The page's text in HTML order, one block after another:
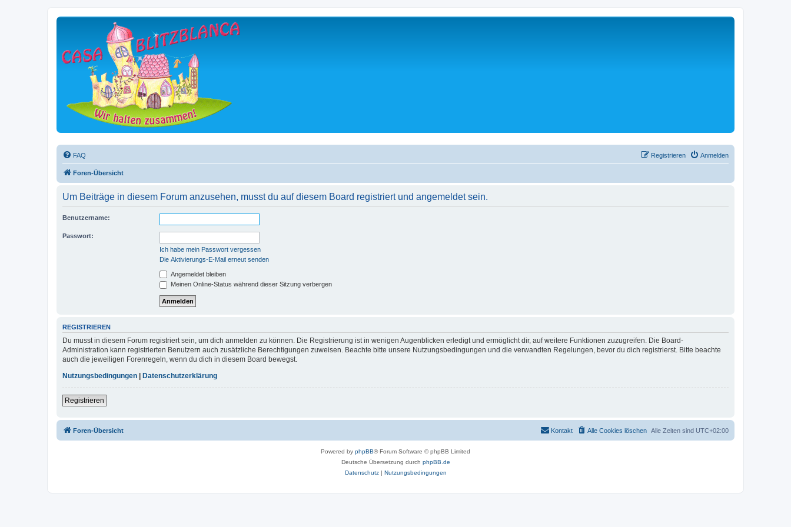
FAQ Anmelden
Registrieren
Foren-Übersicht
Um Beiträge in diesem Forum anzusehen, musst du auf diesem Board registriert und angemeldet sein.
Benutzername:
Passwort:
Ich habe mein Passwort vergessen
Die Aktivierungs-E-Mail erneut senden
Angemeldet bleiben
Meinen Online-Status während dieser Sitzung verbergen
REGISTRIEREN
Du musst in diesem Forum registriert sein, um dich anmelden zu können. Die Registrierung ist in wenigen Augenblicken erledigt und ermöglicht dir, auf weitere Funktionen zuzugreifen. Die Board-
Administration kann registrierten Benutzern auch zusätzliche Berechtigungen zuweisen. Beachte bitte unsere Nutzungsbedingungen und die verwandten Regelungen, bevor du dich registrierst. Bitte beachte
auch die jeweiligen Forenregeln, wenn du dich in diesem Board bewegst.
Nutzungsbedingungen
Datenschutzerklärung
Registrieren
Foren-Übersicht Alle Zeiten sind UTC+02:00
Alle Cookies löschen
Kontakt
Powered by phpBB® Forum Software © phpBB Limited
Deutsche Übersetzung durch phpBB.de
Datenschutz| Nutzungsbedingungen